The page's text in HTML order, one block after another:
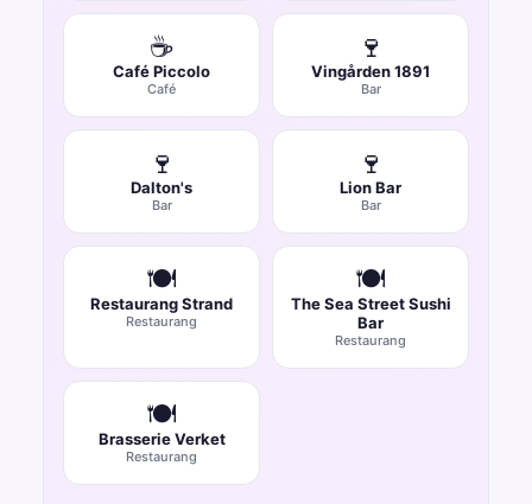
☕
Café Piccolo
Café
🍷
Vingården 1891
Bar
🍷
Dalton's
Bar
🍷
Lion Bar
Bar
🍽️
Restaurang Strand
Restaurang
🍽️
The Sea Street Sushi
Bar
Restaurang
🍽️
Brasserie Verket
Restaurang